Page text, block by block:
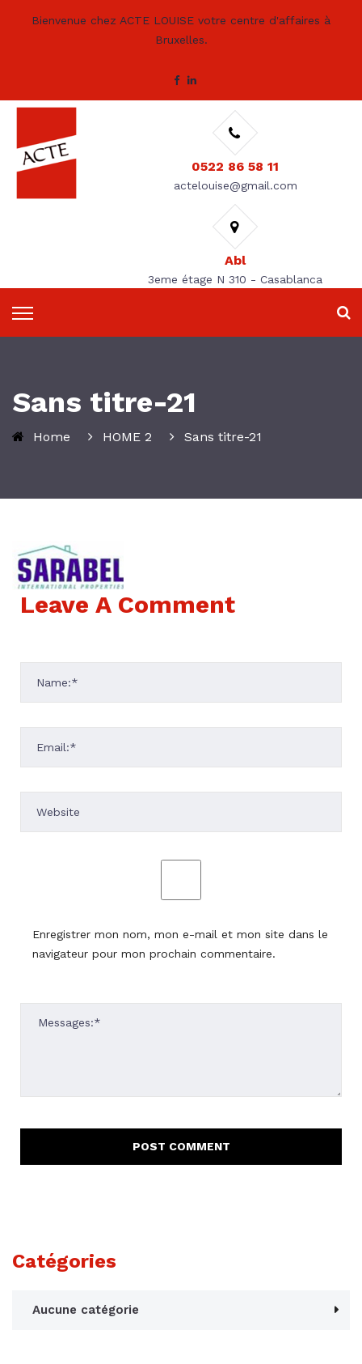
Bienvenue chez ACTE LOUISE votre centre d'affaires à
Bruxelles.
0522 86 58 11
actelouise@gmail.com
Abl
3eme étage N 310 - Casablanca
Sans titre-21
Home HOME 2 Sans titre-21
Leave A Comment
Enregistrer mon nom, mon e-mail et mon site dans le
navigateur pour mon prochain commentaire.
Catégories
Aucune catégorie